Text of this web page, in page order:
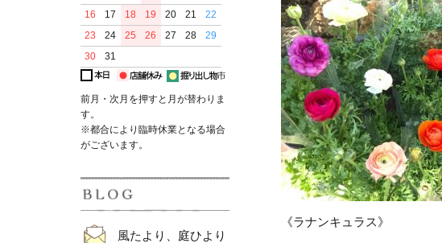
16
17 18 19 20 21
22
23
24 25 26 27 28
29
30
31
前月・次月を押すと月が替わりま
す。
※都合により臨時休業となる場合
がございます。
風たより、庭ひより
《ラナンキュラス》